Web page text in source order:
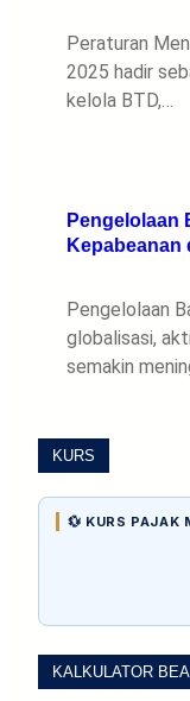
Peraturan
2025 hadir
kelola BTD,…
Pengelolaan
Kepabeanan
Pengelolaan
globalisasi,
semakin
KURS
💱 KURS PAJAK
KALKULATOR